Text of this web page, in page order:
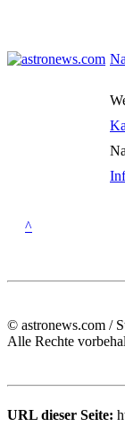
^
© astronews.com /
Alle Rechte
URL dieser Seite: